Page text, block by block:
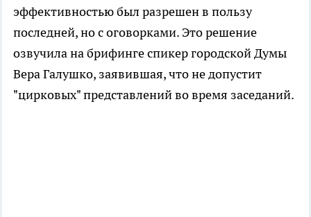
эффективностью был разрешен в пользу
последней, но с оговорками. Это решение
озвучила на брифинге спикер городской Думы
Вера Галушко, заявившая, что не допустит
"цирковых" представлений во время заседаний.